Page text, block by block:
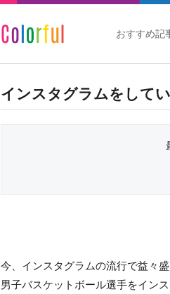
おすすめ記
インスタグラムをして
今、インスタグラムの流行で益々
男子バスケットボール選手をイン